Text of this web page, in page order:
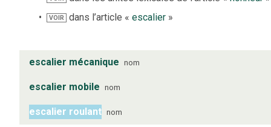
VOIR dans l’article «escalier »
escalier mécanique nom
escalier mobile nom
escalier roulant nom